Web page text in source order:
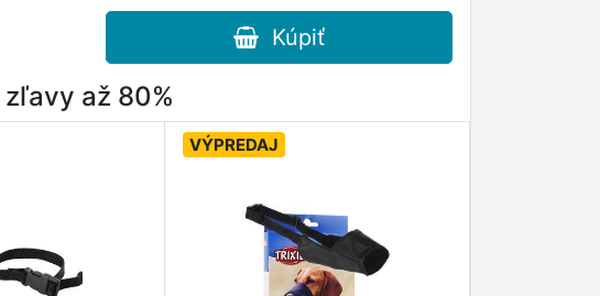
Kúpiť
až 80%
VÝPREDAJ